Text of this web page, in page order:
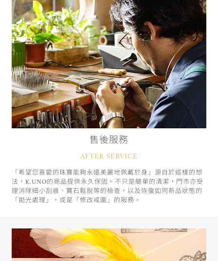
售後服務
AFTER SERVICE
「希望您喜愛的珠寶能夠永遠美麗地佩戴於身」源自於這樣的想
法，K.UNO的商品提供永久保固。不只是簡單的清潔，門市亦受
理消除細小刮痕、寶石鬆脫等的檢查，以及恢復如同新品狀態的
「拋光處理」，或是「修改戒圍」的服務。